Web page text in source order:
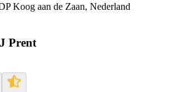
Koog aan de Zaan, Nederland
Prent